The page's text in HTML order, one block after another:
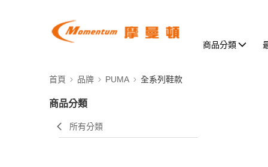
商品分類
首頁 品牌 PUMA 全系列鞋款
商品分類
所有分類